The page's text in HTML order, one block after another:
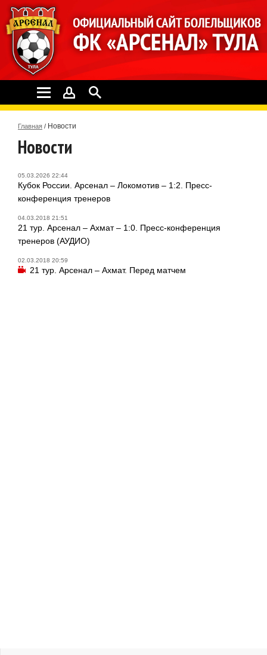
Главная / Новости
Новости
05.03.2026 22:44
Кубок России. Арсенал – Локомотив – 1:2. Пресс-
конференция тренеров
04.03.2018 21:51
21 тур. Арсенал – Ахмат – 1:0. Пресс-конференция
тренеров (АУДИО)
02.03.2018 20:59
21 тур. Арсенал – Ахмат. Перед матчем